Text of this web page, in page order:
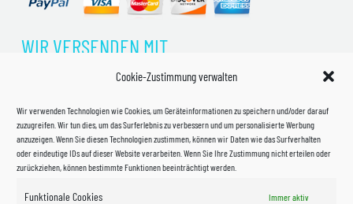
Cookie-Zustimmung verwalten
Wir verwenden Technologien wie Cookies, um Geräteinformationen zu speichern und/oder darauf
zuzugreifen. Wir tun dies, um das Surferlebnis zu verbessern und um personalisierte Werbung
anzuzeigen. Wenn Sie diesen Technologien zustimmen, können wir Daten wie das Surfverhalten
oder eindeutige IDs auf dieser Website verarbeiten. Wenn Sie Ihre Zustimmung nicht erteilen oder
zurückziehen, können bestimmte Funktionen beeinträchtigt werden.
Funktionale Cookies Immer aktiv
WIR VERSENDEN MIT